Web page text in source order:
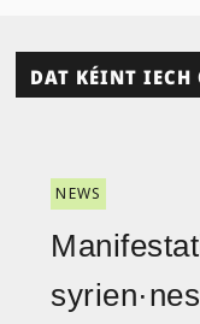
DAT KÉINT IECH
NEWS